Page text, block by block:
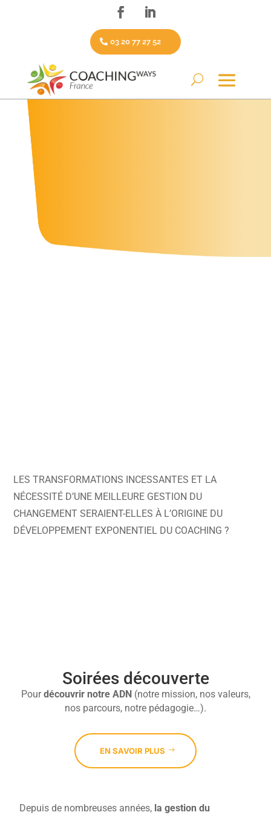
03 20 77 27 52
LES TRANSFORMATIONS INCESSANTES ET LA
NÉCESSITÉ D’UNE MEILLEURE GESTION DU
CHANGEMENT SERAIENT-ELLES À L’ORIGINE DU
DÉVELOPPEMENT EXPONENTIEL DU COACHING ?
Soirées découverte
Pourdécouvrir notre ADN(notre mission, nos valeurs,
nos parcours, notre pédagogie…).
EN SAVOIR PLUS
Depuis de nombreuses années, la gestion du